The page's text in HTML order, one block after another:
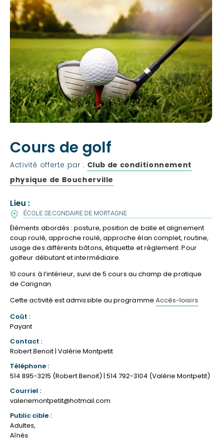
Cours de golf
Activité offerte par : Club de conditionnement
physique de Boucherville
Lieu :
ÉCOLE SECONDAIRE DE MORTAGNE
Éléments abordés : posture, position de balle et alignement
coup roulé, approche roulé, approche élan complet, routine,
usage des différents bâtons, étiquette et règlement. Pour
golfeur débutant et intermédiaire.
10 cours à l’intérieur, suivi de 5 cours au champ de pratique
de Carignan.
Cette activité est admissible au programme Accès-loisirs
Coût :
Payant
Contact :
Robert Benoit | Valérie Montpetit
Téléphone :
514 895-3215 (Robert Benoit) | 514 792-3104 (Valérie Montpetit)
Courriel :
valeriemontpetit@hotmail.com
Public cible :
Adultes,
Aînés